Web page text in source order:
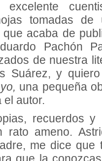
excelente
tomadas de
que acaba de
Pachón
de nuestra
Suárez, y
una pequeña
el au­tor.
recuerdos
rato ameno.
me dice que